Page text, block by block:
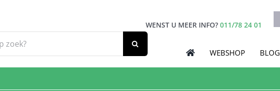
WENST U MEER INFO? 011/78 24 01
WEBSHOP BLOG